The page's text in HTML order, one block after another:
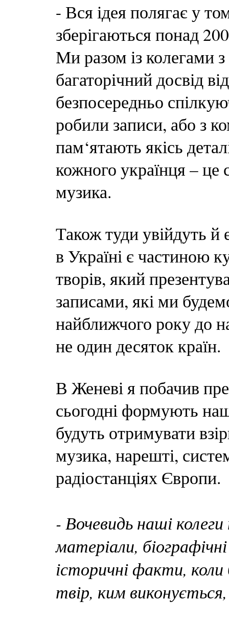
- Вся ідея полягає у
зберігаються понад
Ми разом із колегами
багаторічний досвід
безпосередньо
робили записи, або з
пам‘ятають якісь
кожного українця –
музика.
Також туди увійдуть й
в Україні є частиною
творів, який
записами, які ми
найближчого року до
не один десяток країн.
В Женеві я побачив
сьогодні формують
будуть отримувати
музика, нарешті,
радіостанціях Європи.
- Вочевидь наші колеги
матеріали,
історичні факти,
твір, ким